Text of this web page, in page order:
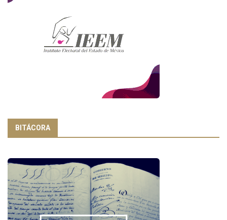
BITÁCORA